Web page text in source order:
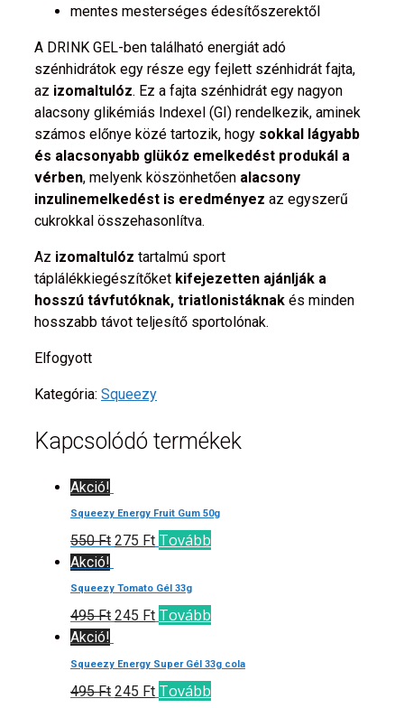
mentes mesterséges édesítőszerektől
A DRINK GEL-ben található energiát adó
szénhidrátok egy része egy fejlett szénhidrát fajta,
az izomaltulóz. Ez a fajta szénhidrát egy nagyon
alacsony glikémiás Indexel (GI) rendelkezik, aminek
számos előnye közé tartozik, hogy sokkal lágyabb
és alacsonyabb glükóz emelkedést produkál a
vérben, melyenk köszönhetően alacsony
inzulinemelkedést is eredményez az egyszerű
cukrokkal összehasonlítva.
Az izomaltulóz tartalmú sport
táplálékkiegészítőket kifejezetten ajánlják a
hosszú távfutóknak, triatlonistáknak és minden
hosszabb távot teljesítő sportolónak.
Elfogyott
Kategória: Squeezy
Kapcsolódó termékek
Akció!
Squeezy Energy Fruit Gum 50g
550Ft 275 Ft Tovább
Akció!
Squeezy Tomato Gél 33g
495Ft 245 Ft Tovább
Akció!
Squeezy Energy Super Gél 33g cola
495Ft 245 Ft Tovább